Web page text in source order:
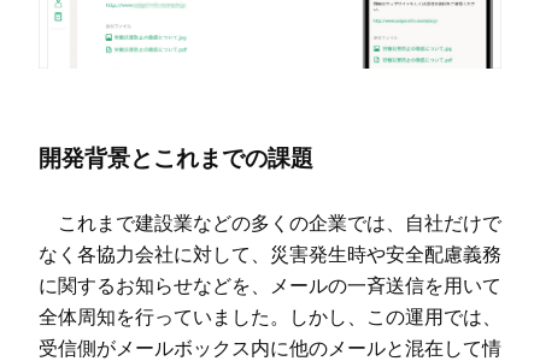
開発背景とこれまでの課題
これまで建設業などの多くの企業では、自社だけで
なく各協力会社に対して、災害発生時や安全配慮義務
に関するお知らせなどを、メールの一斉送信を用いて
全体周知を行っていました。しかし、この運用では、
受信側がメールボックス内に他のメールと混在して情